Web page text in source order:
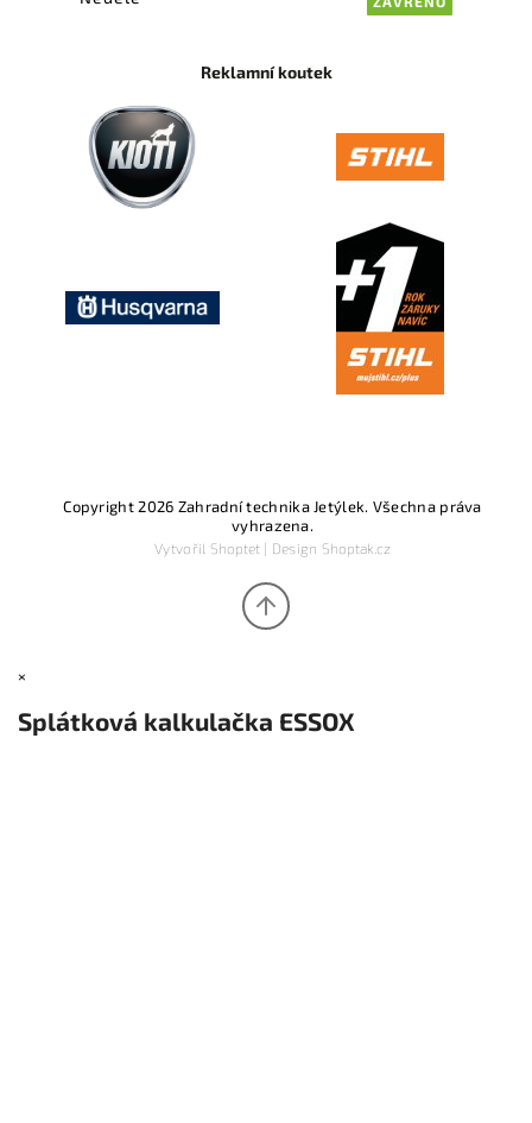
Reklamní koutek
Copyright 2026 Zahradní technika Jetýlek. Všechna práva
vyhrazena.
Vytvořil Shoptet| Design Shoptak.cz
×
Splátková kalkulačka ESSOX